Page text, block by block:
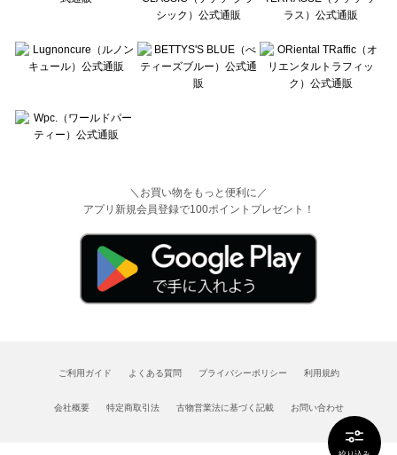
＼お買い物をもっと便利に／
アプリ新規会員登録で100ポイントプレゼント！
ご利用ガイド よくある質問 プライバシーポリシー 利用規約
会社概要 特定商取引法 古物営業法に基づく記載 お問い合わせ